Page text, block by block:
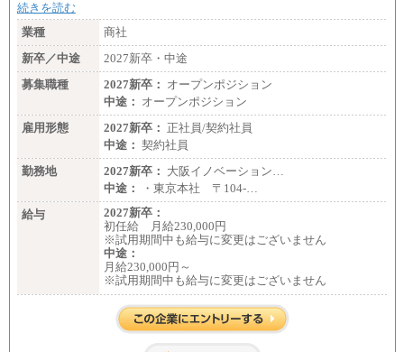
続きを読む
業種
商社
新卒／中途
2027新卒・中途
募集職種
2027新卒： オープンポジション
中途： オープンポジション
雇用形態
2027新卒： 正社員/契約社員
中途： 契約社員
勤務地
2027新卒： 大阪イノベーション…
中途：
・東京本社 〒104‐…
給与
2027新卒：
初任給 月給230,000円
※試用期間中も給与に変更はございません
中途：
月給230,000円～
※試用期間中も給与に変更はございません